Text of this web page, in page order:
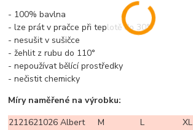
- 100% bavlna
- lze prát v pračce při teplotě do 30°
- nesušit v sušičce
- žehlit z rubu do 110°
- nepoužívat bělící prostředky
- nečistit chemicky
Míry naměřené na výrobku:
2121621026 Albert
M L XL